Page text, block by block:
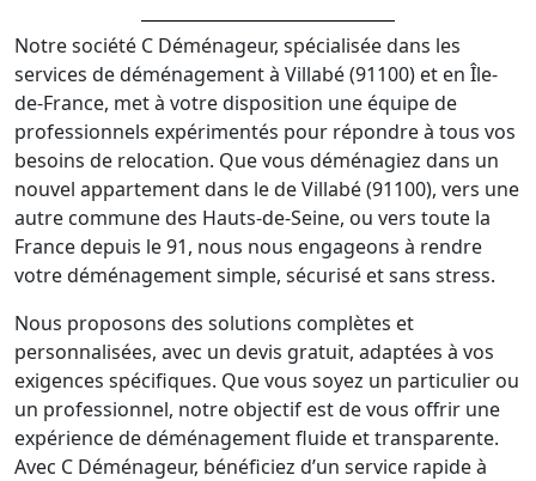
Notre société C Déménageur, spécialisée dans les
services de déménagement à Villabé (91100) et en Île-
de-France, met à votre disposition une équipe de
professionnels expérimentés pour répondre à tous vos
besoins de relocation. Que vous déménagiez dans un
nouvel appartement dans le de Villabé (91100), vers une
autre commune des Hauts-de-Seine, ou vers toute la
France depuis le 91, nous nous engageons à rendre
votre déménagement simple, sécurisé et sans stress.
Nous proposons des solutions complètes et
personnalisées, avec un devis gratuit, adaptées à vos
exigences spécifiques. Que vous soyez un particulier ou
un professionnel, notre objectif est de vous offrir une
expérience de déménagement fluide et transparente.
Avec C Déménageur, bénéficiez d’un service rapide à